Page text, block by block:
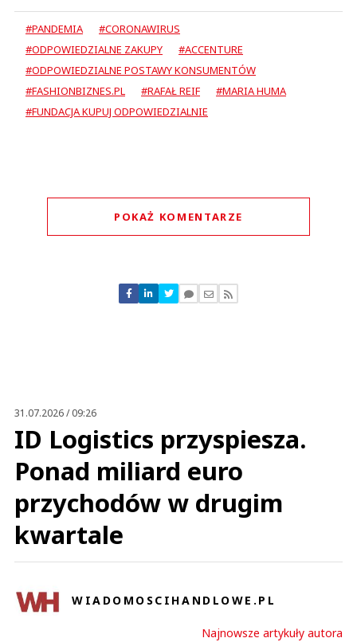
#PANDEMIA
#CORONAWIRUS
#ODPOWIEDZIALNE ZAKUPY
#ACCENTURE
#ODPOWIEDZIALNE POSTAWY KONSUMENTÓW
#FASHIONBIZNES.PL
#RAFAŁ REIF
#MARIA HUMA
#FUNDACJA KUPUJ ODPOWIEDZIALNIE
POKAŻ KOMENTARZE
Nie znaleziono komentarzy
Zostaw swoje komentarze
31.07.2026 / 09:26
ID Logistics przyspiesza.
Ponad miliard euro
przychodów w drugim
kwartale
WIADOMOSCIHANDLOWE.PL
Najnowsze artykuły autora